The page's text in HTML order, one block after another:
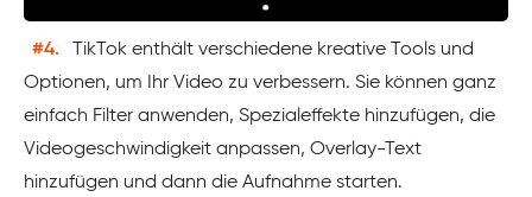
#4.
TikTok enthält verschiedene kreative Tools und
Optionen, um Ihr Video zu verbessern. Sie können ganz
einfach Filter anwenden, Spezialeffekte hinzufügen, die
Videogeschwindigkeit anpassen, Overlay-Text
hinzufügen und dann die Aufnahme starten.